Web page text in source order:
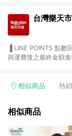
台灣樂天
與運費後之最終金額進行計算。 ▐ 注意事項
Smart mobile、神腦
台灣樂天市場，並在
市場 45 天內完成訂單出
相似商品 熱
相似商品